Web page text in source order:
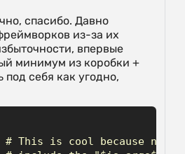
спасибо. Давно
из-за их
впервые
минимум из коробки +
себя как угодно,
# This is cool because no